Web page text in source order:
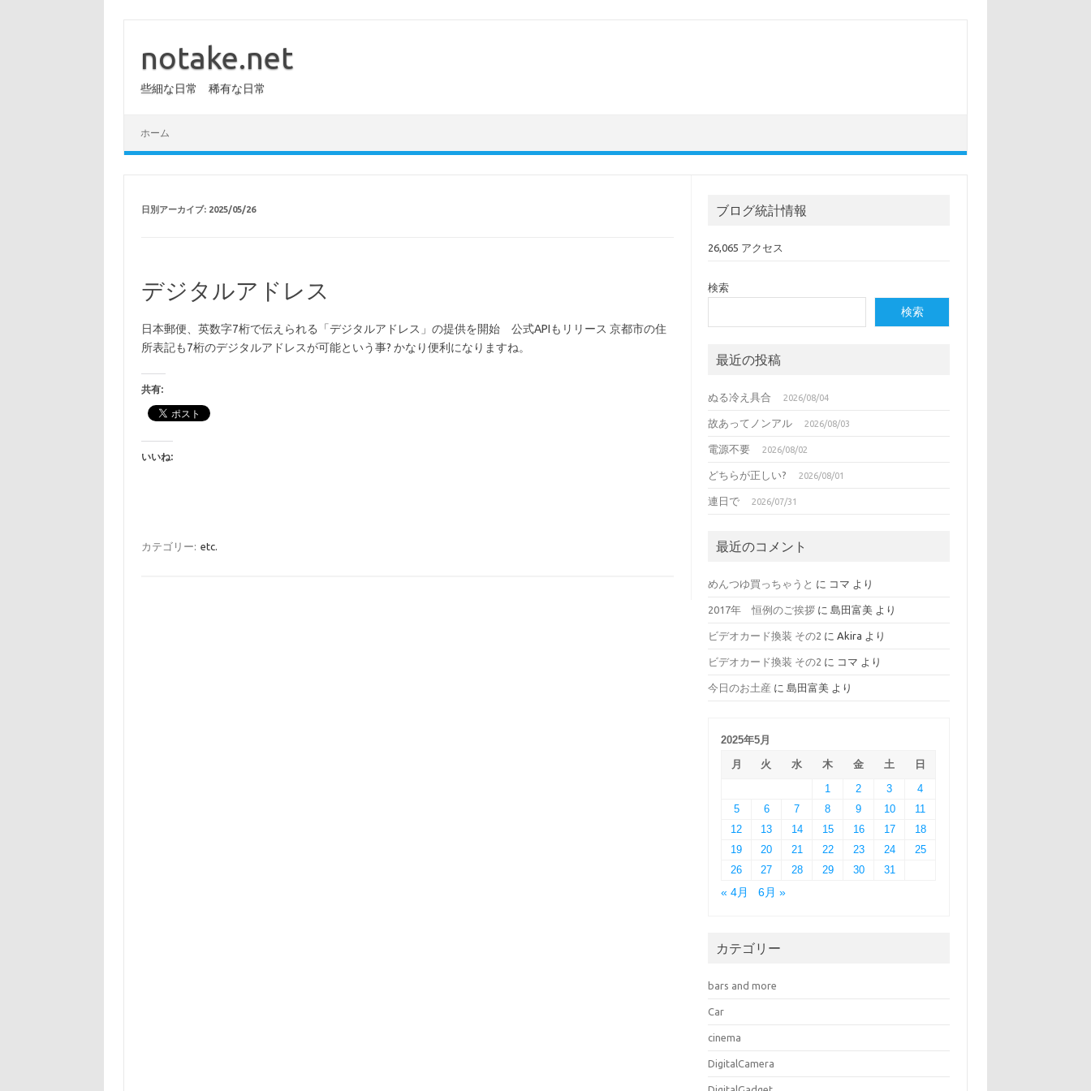
notake.net
些細な日常 稀有な日常
ホーム
日別アーカイブ: 2025/05/26
デジタルアドレス
日本郵便、英数字7桁で伝えられる「デジタルアドレス」の提供を開始 公式APIもリリース 京都市の住
所表記も7桁のデジタルアドレスが可能という事? かなり便利になりますね。
共有:
いいね:
カテゴリー: etc.
ブログ統計情報
26,065 アクセス
検索
検索
最近の投稿
ぬる冷え具合 2026/08/04
故あってノンアル 2026/08/03
電源不要 2026/08/02
どちらが正しい? 2026/08/01
連日で 2026/07/31
最近のコメント
めんつゆ買っちゃうと に コマ より
2017年 恒例のご挨拶 に島田富美 より
ビデオカード換装 その2 にAkira より
ビデオカード換装 その2 に コマ より
今日のお土産 に島田富美 より
2025年5月
月
火 水 木 金 土
日
1
2 3
4
5
6 7 8 9 10
11
12
13 14 15 16 17
18
19
20 21 22 23 24
25
26
27 28 29 30
31
« 4月
6月 »
カテゴリー
bars and more
Car
cinema
DigitalCamera